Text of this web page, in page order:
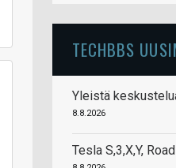
TECHBBS
Yleistä
8.8.2026
Tesla S,3,X,Y,